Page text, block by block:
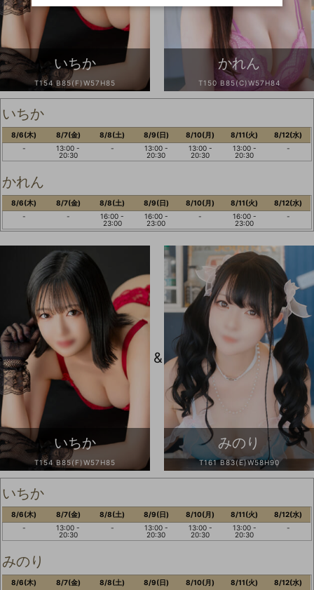
いちか
T154 B85(F)W57H85
かれん
T150 B85(C)W57H84
いちか
8/6(木)
-
8/7(金)
13:00 -
20:30
8/8(土)
-
8/9(日)
13:00 -
20:30
8/10(月)
13:00 -
20:30
8/11(火)
13:00 -
20:30
8/12(水)
-
かれん
8/6(木)
-
8/7(金)
-
8/8(土)
16:00 -
23:00
8/9(日)
16:00 -
23:00
8/10(月)
-
8/11(火)
16:00 -
23:00
8/12(水)
-
いちか
T154 B85(F)W57H85
&
みのり
T161 B83(E)W58H90
いちか
8/6(木)
-
8/7(金)
13:00 -
20:30
8/8(土)
-
8/9(日)
13:00 -
20:30
8/10(月)
13:00 -
20:30
8/11(火)
13:00 -
20:30
8/12(水)
-
みのり
8/6(木) 8/7(金) 8/8(土) 8/9(日) 8/10(月) 8/11(火) 8/12(水)